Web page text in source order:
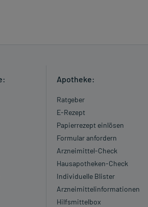
Apotheke:
Ratgeber
E-Rezept
Papierrezept einlösen
Formular anfordern
Arzneimittel-Check
Hausapotheken-Check
Individuelle Blister
Arzneimittelinformationen
Hilfsmittelbox